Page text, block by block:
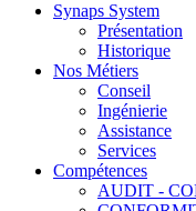
Synaps System
Présentation
Historique
Nos Métiers
Conseil
Ingénierie
Assistance
Services
Compétences
AUDIT -